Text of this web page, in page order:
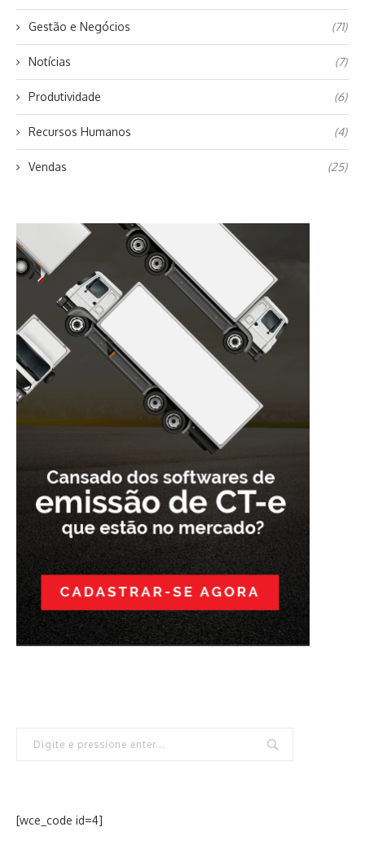
Gestão e Negócios (71)
Notícias (7)
Produtividade (6)
Recursos Humanos (4)
Vendas (25)
[wce_code id=4]